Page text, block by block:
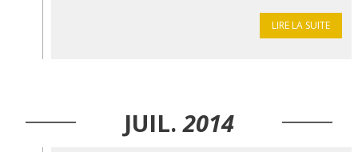
LIRE LA SUITE
JUIL. 2014